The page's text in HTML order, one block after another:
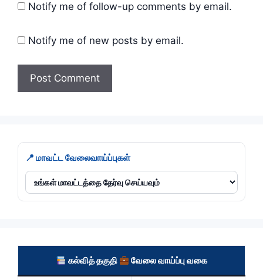
Notify me of follow-up comments by email.
Notify me of new posts by email.
📍 மாவட்ட வேலைவாய்ப்புகள்
கல்வித் தகுதி வேலை வாய்ப்பு வகை